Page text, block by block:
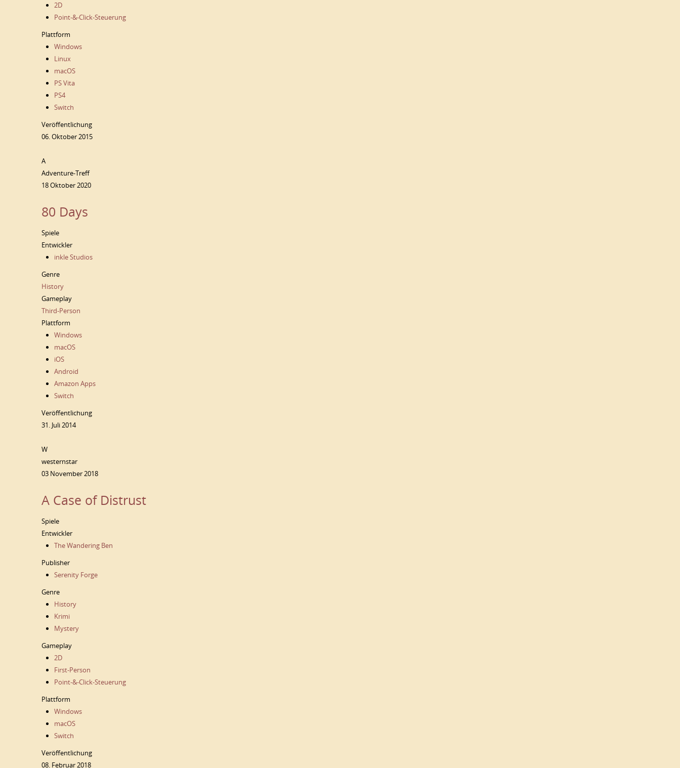
2D
Point-&-Click-Steuerung
Plattform
Windows
Linux
macOS
PS Vita
PS4
Switch
Veröffentlichung
06. Oktober 2015
A
Adventure-Treff
18 Oktober 2020
80 Days
Spiele
Entwickler
inkle Studios
Genre
History
Gameplay
Third-Person
Plattform
Windows
macOS
iOS
Android
Amazon Apps
Switch
Veröffentlichung
31. Juli 2014
W
westernstar
03 November 2018
A Case of Distrust
Spiele
Entwickler
The Wandering Ben
Publisher
Serenity Forge
Genre
History
Krimi
Mystery
Gameplay
2D
First-Person
Point-&-Click-Steuerung
Plattform
Windows
macOS
Switch
Veröffentlichung
08. Februar 2018